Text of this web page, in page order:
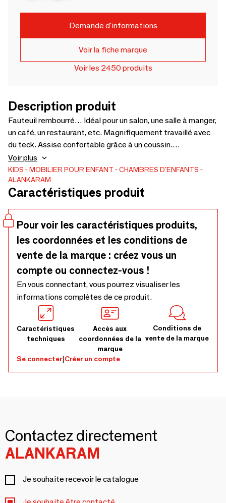
Demande d'informations
Voir la fiche marque
Voir les 2450 produits
Description produit
Fauteuil rembourré… Idéal pour un salon, une salle à manger,
un café, un restaurant, etc. Magnifiquement travaillé avec
du teck. Assise confortable grâce à un coussin.
Revêtements disponibles en tissu, similicuir et cuir. Le prix
du coussin n'est pas inclus. Ce modèle n'est pas notre
modèle d'origine. - 660 x 600 x 760
Voir plus
KIDS MOBILIER POUR ENFANT
CHAMBRES D'ENFANTS
ALANKARAM
Caractéristiques produit
Pour voir les caractéristiques produits,
les coordonnées et les conditions de
vente de la marque : créez vous un
compte ou connectez-vous !
En vous connectant, vous pourrez visualiser les
informations complètes de ce produit.
Caractéristiques
techniques
Accès aux
coordonnées de la
marque
Conditions de
vente de la marque
Se connecter|Créer un compte
Contactez directement
ALANKARAM
Je souhaite recevoir le catalogue